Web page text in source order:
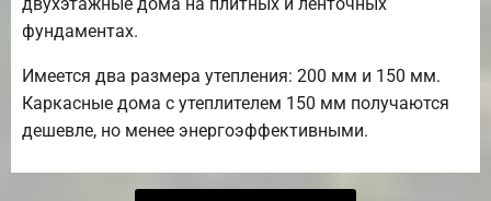
фундаментах.
Имеется два размера утепления: 200 мм и 150 мм.
Каркасные дома с утеплителем 150 мм получаются
дешевле, но менее энергоэффективными.